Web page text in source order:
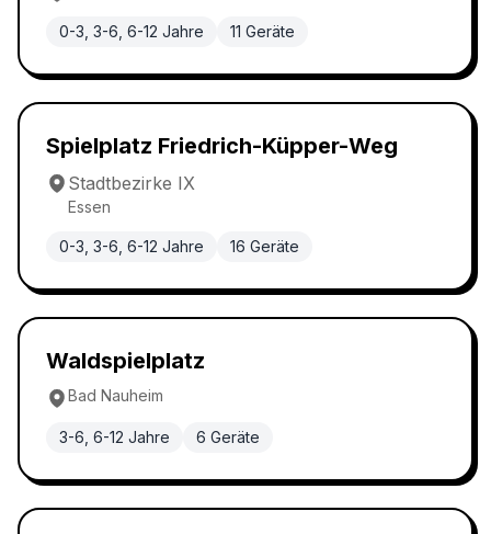
0-3, 3-6, 6-12 Jahre 11 Geräte
Klassischer Spielplatz
Spielplatz Friedrich-Küpper-Weg
Stadtbezirke IX
Essen
0-3, 3-6, 6-12 Jahre 16 Geräte
Waldspielplatz
Waldspielplatz
Bad Nauheim
3-6, 6-12 Jahre 6 Geräte